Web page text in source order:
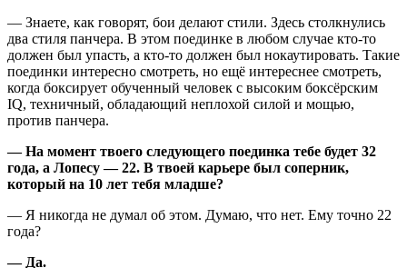
— Знаете, как говорят, бои делают стили. Здесь столкнулись
два стиля панчера. В этом поединке в любом случае кто-то
должен был упасть, а кто-то должен был нокаутировать. Такие
поединки интересно смотреть, но ещё интереснее смотреть,
когда боксирует обученный человек с высоким боксёрским
IQ, техничный, обладающий неплохой силой и мощью,
против панчера.
— На момент твоего следующего поединка тебе будет 32
года, а Лопесу — 22. В твоей карьере был соперник,
который на 10 лет тебя младше?
— Я никогда не думал об этом. Думаю, что нет. Ему точно 22
года?
— Да.